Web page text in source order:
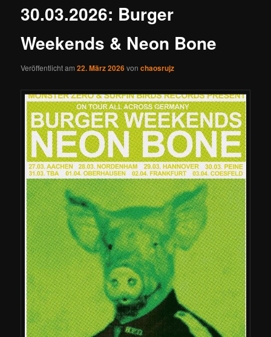
30.03.2026: Burger
Weekends & Neon Bone
Veröffentlicht am22. März 2026vonchaosrujz